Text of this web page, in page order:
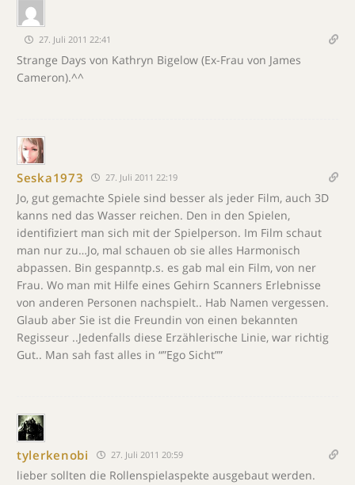
27. Juli 2011 22:41
Strange Days von Kathryn Bigelow (Ex-Frau von James
Cameron).^^
Seska1973 27. Juli 2011 22:19
Jo, gut gemachte Spiele sind besser als jeder Film, auch 3D
kanns ned das Wasser reichen. Den in den Spielen,
identifiziert man sich mit der Spielperson. Im Film schaut
man nur zu…Jo, mal schauen ob sie alles Harmonisch
abpassen. Bin gespanntp.s. es gab mal ein Film, von ner
Frau. Wo man mit Hilfe eines Gehirn Scanners Erlebnisse
von anderen Personen nachspielt.. Hab Namen vergessen.
Glaub aber Sie ist die Freundin von einen bekannten
Regisseur ..Jedenfalls diese Erzählerische Linie, war richtig
Gut.. Man sah fast alles in “”Ego Sicht””
tylerkenobi 27. Juli 2011 20:59
lieber sollten die Rollenspielaspekte ausgebaut werden.